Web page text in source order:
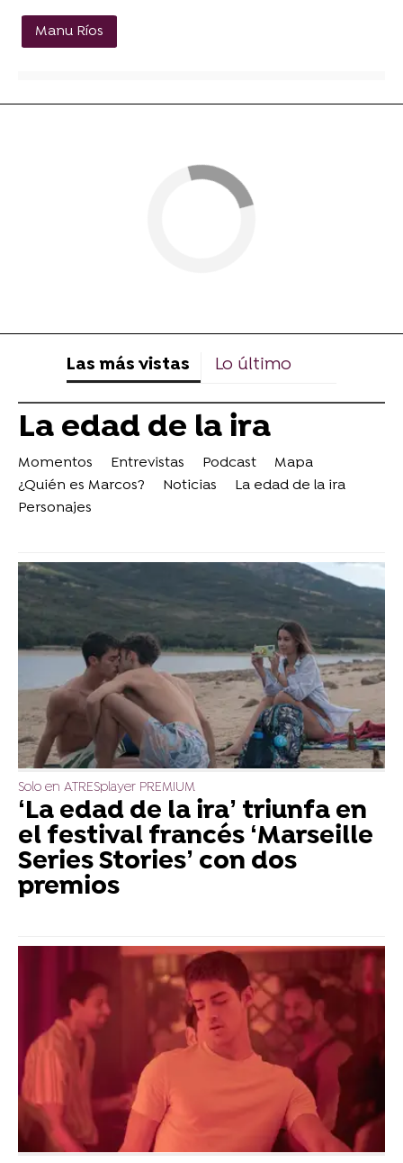
Manu Ríos
Las más vistas Lo último
La edad de la ira
Momentos Entrevistas Podcast
Mapa
¿Quién es Marcos?
Noticias
La edad de la ira
Personajes
Solo en ATRESplayer PREMIUM
‘La edad de la ira’ triunfa en
el festival francés ‘Marseille
Series Stories’ con dos
premios